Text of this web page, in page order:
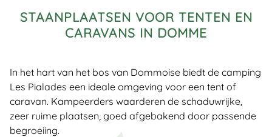
STAANPLAATSEN VOOR TENTEN EN
CARAVANS IN DOMME
In het hart van het bos van Dommoise biedt de camping
Les Pialades een ideale omgeving voor een tent of
caravan. Kampeerders waarderen de schaduwrijke,
zeer ruime plaatsen, goed afgebakend door passende
begroeiing.